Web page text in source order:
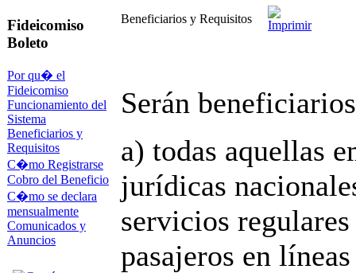
Fideicomiso
Boleto
Por qu� el
Fideicomiso
Funcionamiento del
Sistema
Beneficiarios y
Requisitos
C�mo Registrarse
Cobro del Beneficio
C�mo se declara
mensualmente
Comunicados y
Anuncios
Beneficiarios y Requisitos
Serán
a) todas aquellas
jurídicas
servicios
pasajeros en